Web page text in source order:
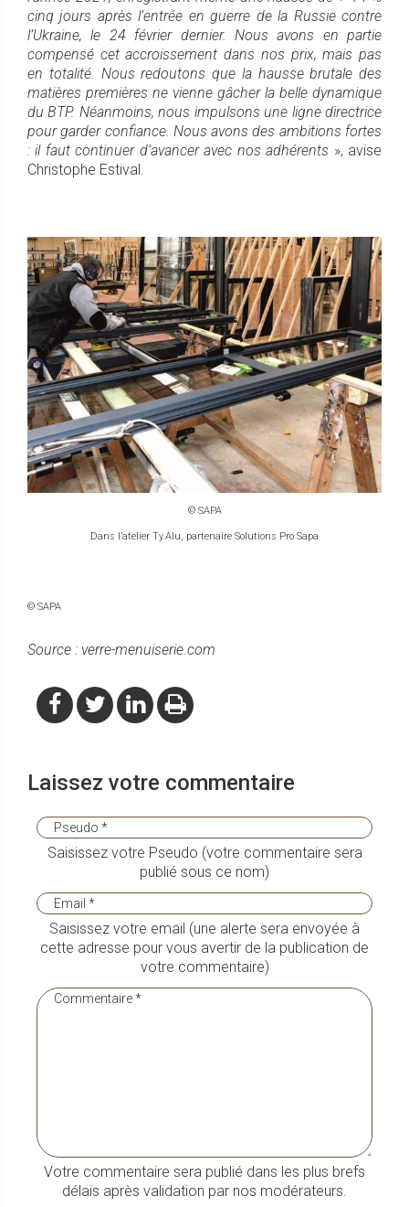
cinq jours après l’entrée en guerre de la Russie contre
l’Ukraine, le 24 février dernier. Nous avons en partie
compensé cet accroissement dans nos prix, mais pas
en totalité. Nous redoutons que la hausse brutale des
matières premières ne vienne gâcher la belle dynamique
du BTP. Néanmoins, nous impulsons une ligne directrice
pour garder confiance. Nous avons des ambitions fortes
: il faut continuer d’avancer avec nos adhérents », avise
Christophe Estival.
© SAPA
Dans l’atelier Ty.Alu, partenaire Solutions Pro Sapa
© SAPA
Source : verre-menuiserie.com
Laissez votre commentaire
Saisissez votre Pseudo (votre commentaire sera
publié sous ce nom)
Saisissez votre email (une alerte sera envoyée à
cette adresse pour vous avertir de la publication de
votre commentaire)
Votre commentaire sera publié dans les plus brefs
délais après validation par nos modérateurs.